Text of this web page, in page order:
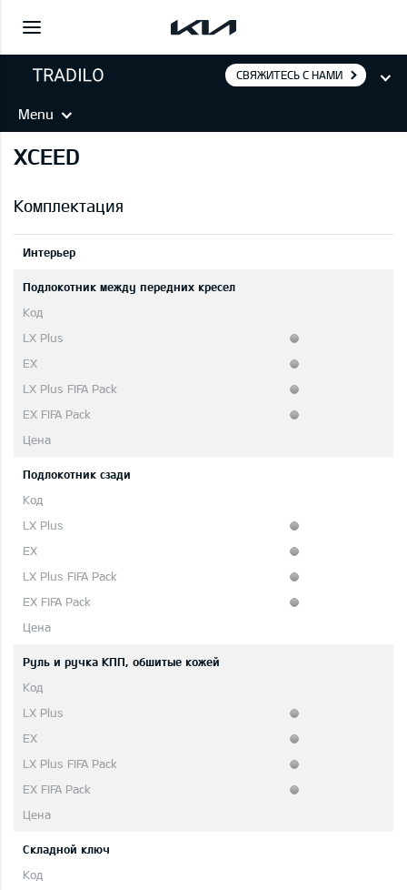
СВЯЖИТЕСЬ С НАМИ
Menu
XCEED
Комплектация
Интерьер
Подлокотник между передних кресел
Подлокотник сзади
Руль и ручка КПП, обшитые кожей
Складной ключ